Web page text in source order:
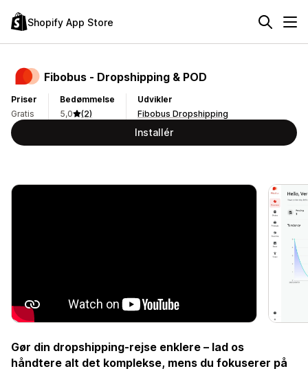
Shopify App Store
Fibobus ‑ Dropshipping & POD
Priser
Gratis
Bedømmelse
5,0
(2)
Udvikler
Fibobus Dropshipping
Installér
Gør din dropshipping-rejse enklere – lad os
håndtere alt det komplekse, mens du fokuserer på